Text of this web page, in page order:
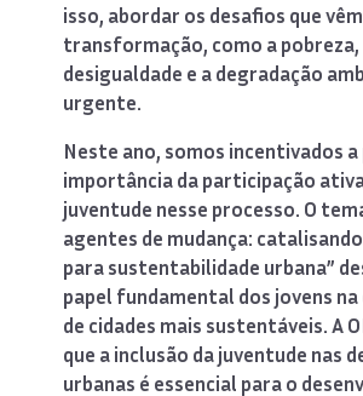
isso, abordar os desafios que
transformação, como a pobreza,
desigualdade e a degradação
urgente.
Neste ano, somos incentivados a
importância da participação
juventude nesse processo. O
agentes de mudança:
para sustentabilidade urbana”
papel fundamental dos jovens
de cidades mais sustentáveis. A
que a inclusão da juventude nas
urbanas é essencial para o